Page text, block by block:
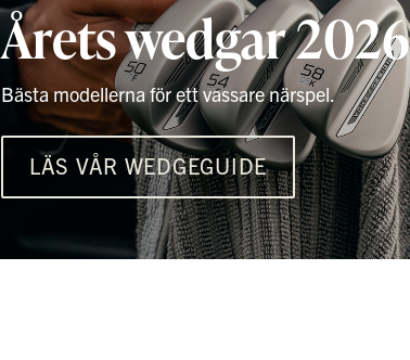
Årets wedgar 2026
Bästa modellerna för ett vassare närspel.
LÄS VÅR WEDGEGUIDE